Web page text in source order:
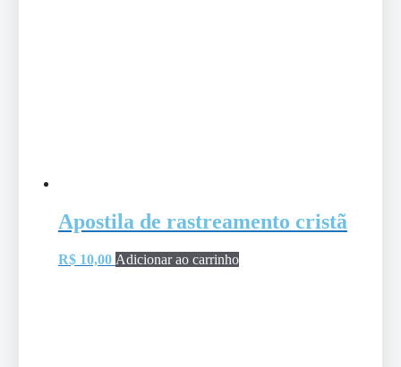
Apostila de rastreamento cristã
R$10,00 Adicionar ao carrinho